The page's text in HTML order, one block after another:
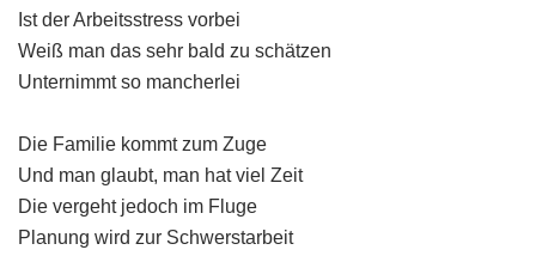
Ist der Arbeitsstress vorbei
Weiß man das sehr bald zu schätzen
Unternimmt so mancherlei
Die Familie kommt zum Zuge
Und man glaubt, man hat viel Zeit
Die vergeht jedoch im Fluge
Planung wird zur Schwerstarbeit